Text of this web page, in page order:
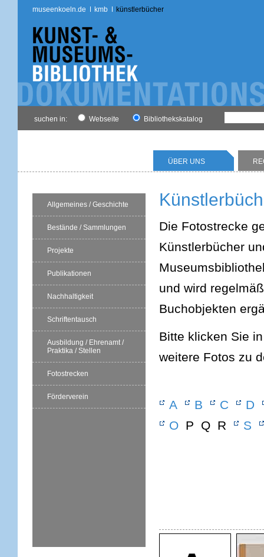
museenkoeln.de kmb künstlerbücher
suchen in: Webseite Bibliothekskatalog
ÜBER UNS
Allgemeines / Geschichte
Bestände / Sammlungen
Projekte
Publikationen
Nachhaltigkeit
Schriftentausch
Ausbildung / Ehrenamt /
Praktika / Stellen
Fotostrecken
Förderverein
Die Fotostrecke
Künstlerbücher
und wird
Buchobjekten
Bitte klicken Sie
weitere Fotos zu
A B C
D
O P Q R S